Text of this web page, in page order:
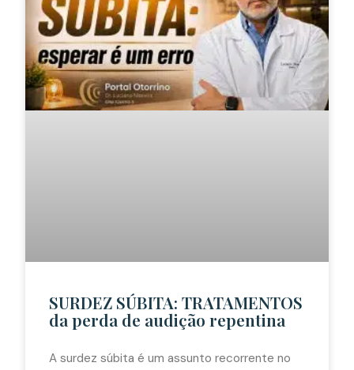
SURDEZ SÚBITA: TRATAMENTOS
da perda de audição repentina
A surdez súbita é um assunto recorrente no